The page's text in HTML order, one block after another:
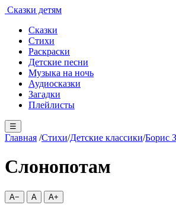
Сказки детям
Сказки
Стихи
Раскраски
Детские песни
Музыка на ночь
Аудиосказки
Загадки
Плейлисты
☰
Главная /Стихи/Детские классики/Борис
Слонопотам
A− A A+